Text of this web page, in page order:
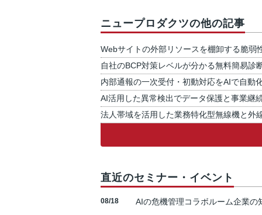
ニュープロダクツの他の記事
Webサイトの外部リソースを棚卸する脆弱
自社のBCP対策レベルが分かる無料簡易診
内部通報の一次受付・初動対応をAIで自動
AI活用した異常検出でデータ保護と事業継
法人帯域を活用した業務特化型無線機と外
直近のセミナー・イベント
08/18 AIの危機管理コラボルーム企業